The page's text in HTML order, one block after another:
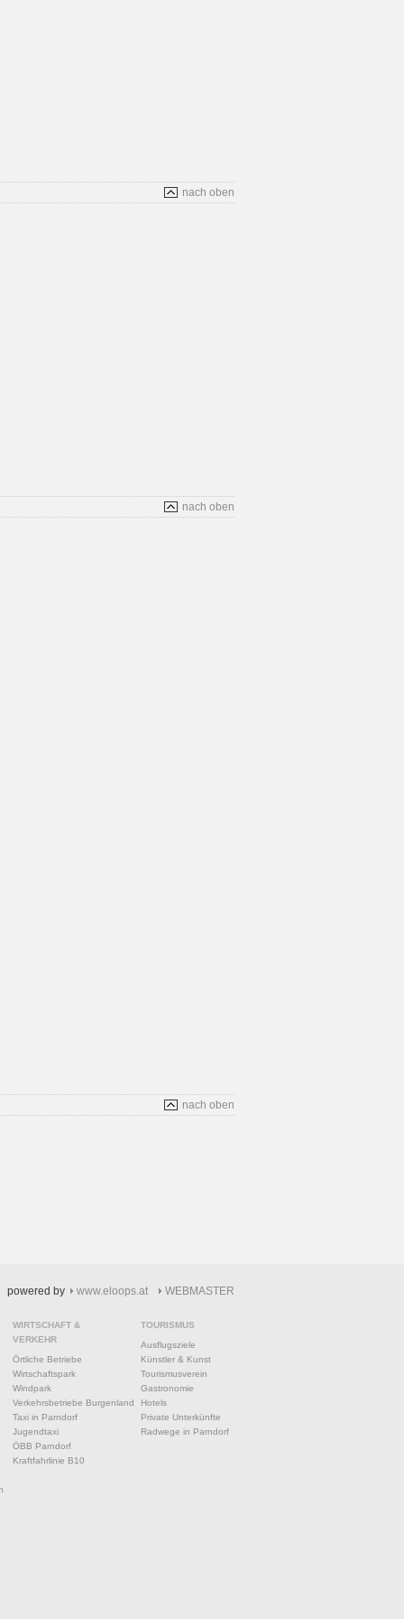
nach oben
nach oben
nach oben
powered by www.eloops.at WEBMASTER
WIRTSCHAFT &
VERKEHR
Örtliche Betriebe
Wirtschaftspark
Windpark
Verkehrsbetriebe Burgenland
Taxi in Parndorf
Jugendtaxi
ÖBB Parndorf
Kraftfahrlinie B10
TOURISMUS
Ausflugsziele
Künstler & Kunst
Tourismusverein
Gastronomie
Hotels
Private Unterkünfte
Radwege in Parndorf